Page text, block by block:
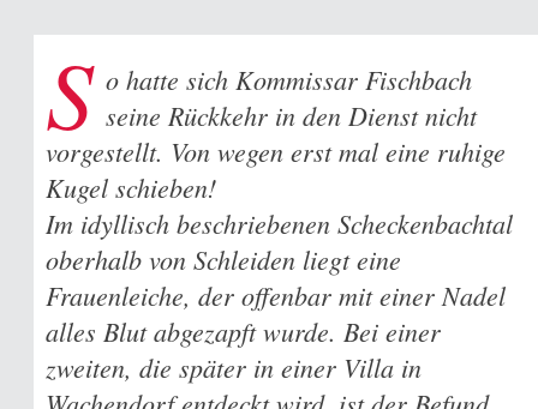
S o hatte sich Kommissar Fischbach
seine Rückkehr in den Dienst nicht
vorgestellt. Von wegen erst mal eine ruhige
Kugel schieben!
Im idyllisch beschriebenen Scheckenbachtal
oberhalb von Schleiden liegt eine
Frauenleiche, der offenbar mit einer Nadel
alles Blut abgezapft wurde. Bei einer
zweiten, die später in einer Villa in